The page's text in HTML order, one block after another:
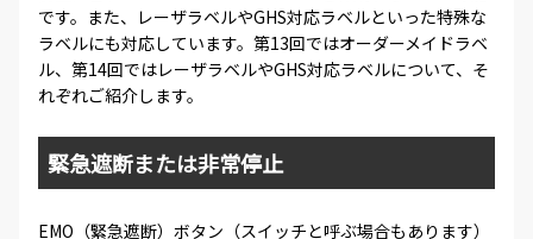
です。また、レーザラベルやGHS対応ラベルといった特殊な
ラベルにも対応しています。第13回ではオーダーメイドラベ
ル、第14回ではレーザラベルやGHS対応ラベルについて、そ
れぞれご紹介します。
緊急遮断または非常停止
EMO（緊急遮断）ボタン（スイッチと呼ぶ場合もあります）